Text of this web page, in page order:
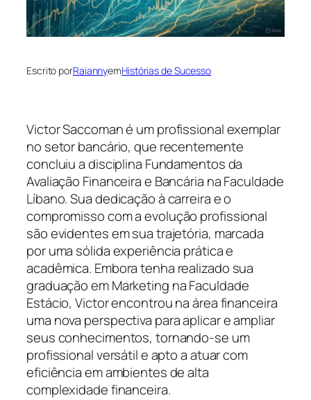
Escrito porRaiannyemHistórias de Sucesso
Victor Saccoman é um profissional exemplar
no setor bancário, que recentemente
concluiu a disciplina Fundamentos da
Avaliação Financeira e Bancária na Faculdade
Líbano. Sua dedicação à carreira e o
compromisso com a evolução profissional
são evidentes em sua trajetória, marcada
por uma sólida experiência prática e
acadêmica. Embora tenha realizado sua
graduação em Marketing na Faculdade
Estácio, Victor encontrou na área financeira
uma nova perspectiva para aplicar e ampliar
seus conhecimentos, tornando-se um
profissional versátil e apto a atuar com
eficiência em ambientes de alta
complexidade financeira.